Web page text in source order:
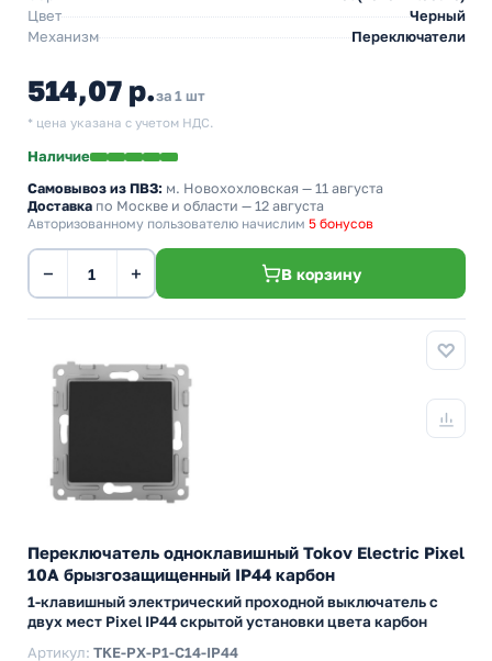
Цвет
Черный
Механизм
Переключатели
514,07 р.за 1 шт
* цена указана с учетом НДС.
Наличие
Самовывоз из ПВЗ: м. Новохохловская — 11 августа
Доставка по Москве и области — 12 августа
Авторизованному пользователю начислим 5 бонусов
− + В корзину
Переключатель одноклавишный Tokov Electric Pixel
10А брызгозащищенный IP44 карбон
1-клавишный электрический проходной выключатель с
двух мест Pixel IP44 скрытой установки цвета карбон
Артикул: TKE-PX-P1-C14-IP44